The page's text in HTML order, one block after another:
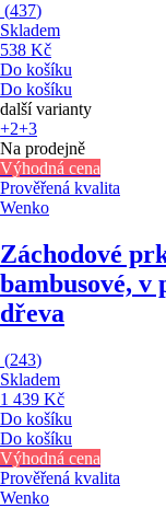
(437)
Skladem
538 Kč
Do košíku
Do košíku
další varianty
+2+3
Na prodejně
Výhodná cena
Prověřená kvalita
Wenko
Záchodové
bambusové, v
dřeva
(243)
Skladem
1 439 Kč
Do košíku
Do košíku
Výhodná cena
Prověřená kvalita
Wenko